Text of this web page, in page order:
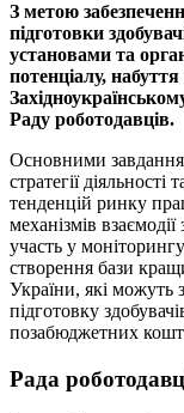
З метою
підготовки
установами та
потенціалу,
Раду роботодавців.
Основними
стратегії
тенденцій ринку
механізмів
участь у
створення бази
України, які можуть
підготовку
позабюджетних
Рада